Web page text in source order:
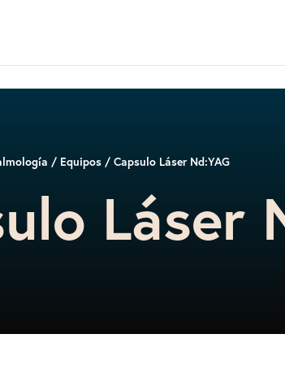
/ Equipos / Capsulo Láser Nd:YAG
Láser